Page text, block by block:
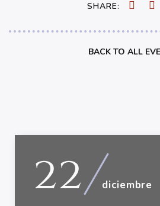
SHARE:
BACK TO ALL
22 diciembre